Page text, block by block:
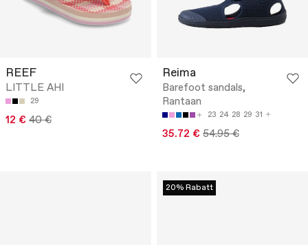
REEF
LITTLE AHI
29
12 € 40 €
Reima
Barefoot sandals,
Rantaan
23 24 28 29 31
35.72 € 54.95 €
20% Rabatt